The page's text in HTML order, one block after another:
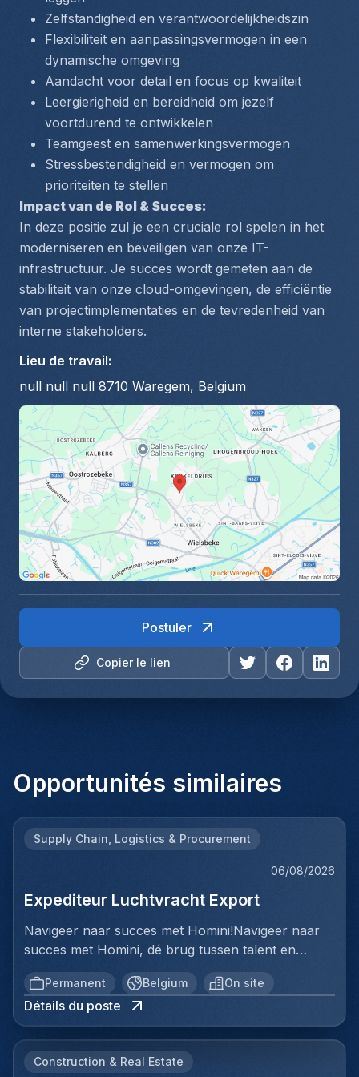
Zelfstandigheid en verantwoordelijkheidszin
Flexibiliteit en aanpassingsvermogen in een
dynamische omgeving
Aandacht voor detail en focus op kwaliteit
Leergierigheid en bereidheid om jezelf
voortdurend te ontwikkelen
Teamgeest en samenwerkingsvermogen
Stressbestendigheid en vermogen om
prioriteiten te stellen
Impact van de Rol & Succes:
In deze positie zul je een cruciale rol spelen in het
moderniseren en beveiligen van onze IT-
infrastructuur. Je succes wordt gemeten aan de
stabiliteit van onze cloud-omgevingen, de efficiëntie
van projectimplementaties en de tevredenheid van
interne stakeholders.
Lieu de travail:
null null null 8710 Waregem, Belgium
Copier le lien
Postuler
Opportunités similaires
Supply Chain, Logistics & Procurement
06/08/2026
Expediteur Luchtvracht Export
Navigeer naar succes met Homini!Navigeer naar
succes met Homini, dé brug tussen talent en
uitmuntende opportuniteiten binnen de
arbeidsmarkt. Als voorloper in wervingsdiensten,
matchen we toptalent met topbedrijven in diverse
sectoren. Met onze expertise en toewijding streven
plaatsingen. Bij Homini staat elk individu centraal;
Permanent Belgium On site
Détails du poste
Construction & Real Estate